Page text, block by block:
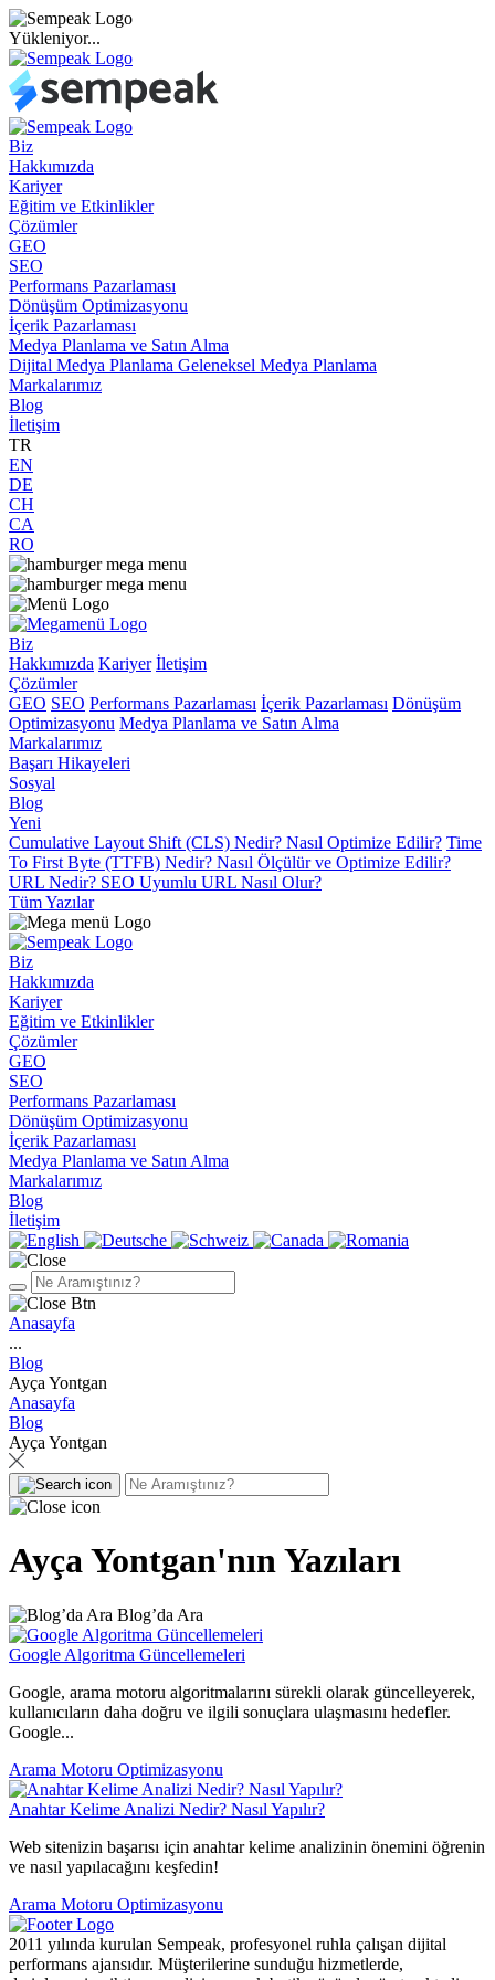
Yükleniyor...
Biz
Hakkımızda
Kariyer
Eğitim ve Etkinlikler
Çözümler
GEO
SEO
Performans Pazarlaması
Dönüşüm Optimizasyonu
İçerik Pazarlaması
Medya Planlama ve Satın Alma
Dijital Medya Planlama Geleneksel Medya Planlama
Markalarımız
Blog
İletişim
TR
EN
DE
CH
CA
RO
Biz
Hakkımızda Kariyer İletişim
Çözümler
GEO SEO Performans Pazarlaması İçerik Pazarlaması Dönüşüm
Optimizasyonu Medya Planlama ve Satın Alma
Markalarımız
Başarı Hikayeleri
Sosyal
Blog
Yeni
Cumulative Layout Shift (CLS) Nedir? Nasıl Optimize Edilir? Time
To First Byte (TTFB) Nedir? Nasıl Ölçülür ve Optimize Edilir?
URL Nedir? SEO Uyumlu URL Nasıl Olur?
Tüm Yazılar
Biz
Hakkımızda
Kariyer
Eğitim ve Etkinlikler
Çözümler
GEO
SEO
Performans Pazarlaması
Dönüşüm Optimizasyonu
İçerik Pazarlaması
Medya Planlama ve Satın Alma
Markalarımız
Blog
İletişim
Anasayfa
...
Blog
Ayça Yontgan
Anasayfa
Blog
Ayça Yontgan
Ayça Yontgan'nın Yazıları
Blog’da Ara
Google Algoritma Güncellemeleri
Google, arama motoru algoritmalarını sürekli olarak güncelleyerek,
kullanıcıların daha doğru ve ilgili sonuçlara ulaşmasını hedefler.
Google...
Arama Motoru Optimizasyonu
Anahtar Kelime Analizi Nedir? Nasıl Yapılır?
Web sitenizin başarısı için anahtar kelime analizinin önemini öğrenin
ve nasıl yapılacağını keşfedin!
Arama Motoru Optimizasyonu
2011 yılında kurulan Sempeak, profesyonel ruhla çalışan dijital
performans ajansıdır. Müşterilerine sunduğu hizmetlerde,